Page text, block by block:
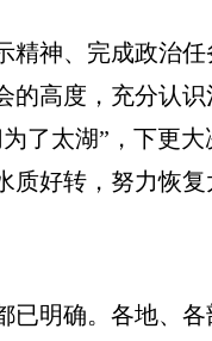
神、完成政治任
高度，充分认
了太湖”，下更
好转，努力恢复
明确。各地、各